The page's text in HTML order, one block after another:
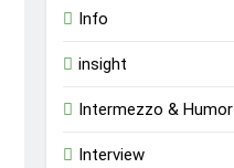
Info
insight
Intermezzo & Humor
Interview